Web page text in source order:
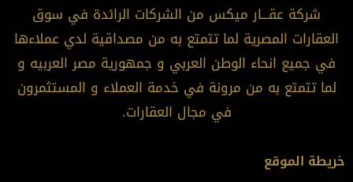
شركة عقـــار ميكس من الشركات الرائدة في سوق
العقارات المصرية لما تتمتع به من مصداقية لدي عملاءها
في جميع انحاء الوطن العربي و جمهورية مصر العربيه و
لما تتمتع به من مرونة في خدمة العملاء و المستثمرون
في مجال العقارات.
خريطة الموقع